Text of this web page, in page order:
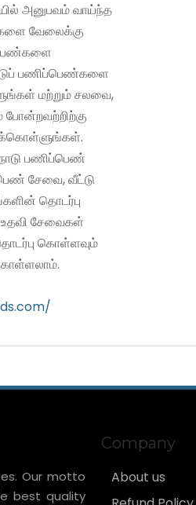
அனுபவம் வாய்ந்த
வேலைக்கு
பணிப்பெண்களை
மற்றும் சலவை,
போன்றவற்றிற்கு
பணிப்பெண்
சேவை, வீட்டு
தொடர்பு
உதவி சேவைகள்
கொள்ளவும்
Our motto
best quality
Company
About us